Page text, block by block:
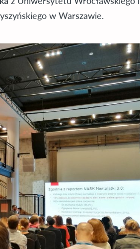
w Warszawie.